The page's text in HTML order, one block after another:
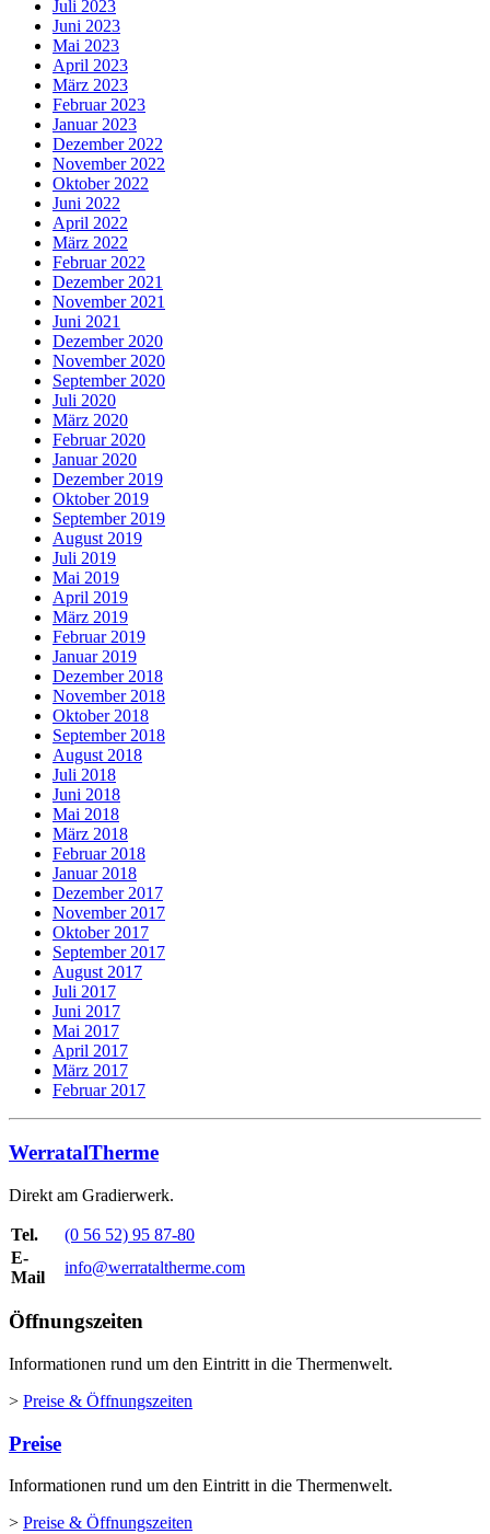
Juli 2023
Juni 2023
Mai 2023
April 2023
März 2023
Februar 2023
Januar 2023
Dezember 2022
November 2022
Oktober 2022
Juni 2022
April 2022
März 2022
Februar 2022
Dezember 2021
November 2021
Juni 2021
Dezember 2020
November 2020
September 2020
Juli 2020
März 2020
Februar 2020
Januar 2020
Dezember 2019
Oktober 2019
September 2019
August 2019
Juli 2019
Mai 2019
April 2019
März 2019
Februar 2019
Januar 2019
Dezember 2018
November 2018
Oktober 2018
September 2018
August 2018
Juli 2018
Juni 2018
Mai 2018
März 2018
Februar 2018
Januar 2018
Dezember 2017
November 2017
Oktober 2017
September 2017
August 2017
Juli 2017
Juni 2017
Mai 2017
April 2017
März 2017
Februar 2017
WerratalTherme
Direkt am Gradierwerk.
Tel.
(0 56 52) 95 87-80
E-
Mail
info@werrataltherme.com
Öffnungszeiten
Informationen rund um den Eintritt in die Thermenwelt.
> Preise & Öffnungszeiten
Preise
Informationen rund um den Eintritt in die Thermenwelt.
> Preise & Öffnungszeiten